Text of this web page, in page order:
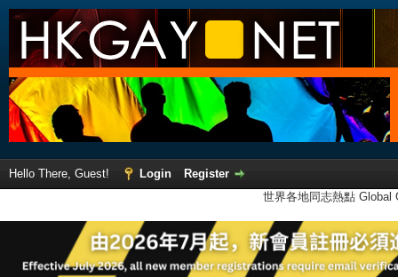
Hello There, Guest! Login
Register
世界各地同志熱點